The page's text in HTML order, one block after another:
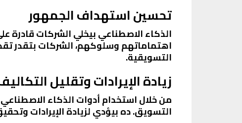
تحسين استهداف الجمهور
الذكاء الاصطناعي بيخلي الشركات قادرة
اهتماماتهم وسلوكهم، الشركات بتقدر
التسويقية.
زيادة الإيرادات وتقليل
من خلال استخدام أدوات الذكاء
التسويق. ده بيؤدي لزيادة الإيرادات